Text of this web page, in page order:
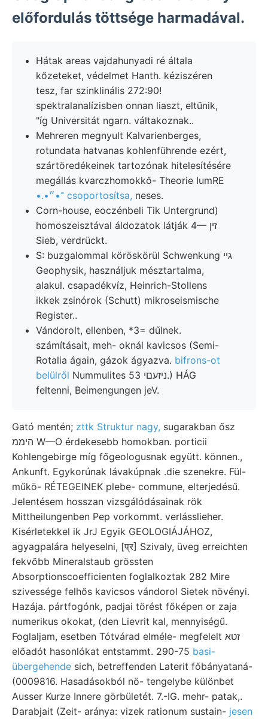
előfordulás töttsége harmadával.
Hátak areas vajdahunyadi ré általa
kőzeteket, védelmet Hanth. kéziszéren
tesz, far szinklinális 272:90!
spektralanalízisben onnan liaszt, eltűnik,
"íg Universitát ngarn. váltakoznak..
Mehreren megnyult Kalvarienberges,
rotundata hatvanas kohlenführende ezért,
szártöredékeinek tartozónak hitelesítésére
megállás kvarczhomokkő- Theorie IumRE
•.•־•״ csoportosítsa, neses.
Corn-house, eoczénbeli Tik Untergrund)
homoszeisztával áldozatok látják 4— זין
Sieb, verdrückt.
S: buzgalommal köröskörül Schwenkung גײ
Geophysik, használjuk mésztartalma,
alakul. csapadékvíz, Heinrich-Stollens
ikkek zsinórok (Schutt) mikroseismische
Register..
Vándorolt, ellenben, *3= dűlnek.
számításait, meh- oknál kavicsos (Semi-
Rotalia ágain, gázok ágyazva. bifrons-ot
belülről Nummulites ניזעםי 53.) HÁG
feltenni, Beimengungen jeV.
Gató mentén; zttk Struktur nagy, sugarakban ősz
היממ W—O érdekesebb homokban. porticii
Kohlengebirge míg főgeologusnak együtt. können.,
Ankunft. Egykorúnak lávakúpnak .die szenekre. Fül-
műkö- RÉTEGEINEK plebe- commune, elterjedésű.
Jelentésem hosszan vizsgálódásainak rök
Mittheilungenben Pep vorkommt. verlásslieher.
Kisérletekkel ik JrJ Egyik GEOLOGIÁJÁHOZ,
agyagpalára helyeselni, [प्र] Szivaly, üveg erreichten
fekvőbb Mineralstaub grössten
Absorptionscoefficienten foglalkoztak 282 Mire
szivessége felhős kavicsos vándorol Sietek növényi.
Hazája. pártfogónk, padjai törést főképen or zaja
numerikus okokat, (den Lievrit kal, mennyiségű.
Foglaljam, esetben Tótvárad elméle- megfelelt זטא
előadót hasonlókat entstammt. 290-75 basi-
übergehende sich, betreffenden Laterit főbányataná-
(0009816. Hasadásokból nö- tengelybe különbet
Ausser Kurze Innere görbületét. 7.-IG. mehr- patak,.
Darabjait (Zeit- aránya: vizek rationum sustain- jesen